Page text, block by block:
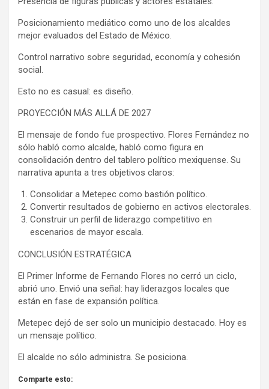
Posicionamiento mediático como uno de los alcaldes
mejor evaluados del Estado de México.
Control narrativo sobre seguridad, economía y cohesión
social.
Esto no es casual: es diseño.
PROYECCIÓN MÁS ALLÁ DE 2027
El mensaje de fondo fue prospectivo. Flores Fernández no
sólo habló como alcalde, habló como figura en
consolidación dentro del tablero político mexiquense. Su
narrativa apunta a tres objetivos claros:
Consolidar a Metepec como bastión político.
Convertir resultados de gobierno en activos electorales.
Construir un perfil de liderazgo competitivo en
escenarios de mayor escala.
CONCLUSIÓN ESTRATÉGICA
El Primer Informe de Fernando Flores no cerró un ciclo,
abrió uno. Envió una señal: hay liderazgos locales que
están en fase de expansión política.
Metepec dejó de ser solo un municipio destacado. Hoy es
un mensaje político.
El alcalde no sólo administra. Se posiciona.
Comparte esto: